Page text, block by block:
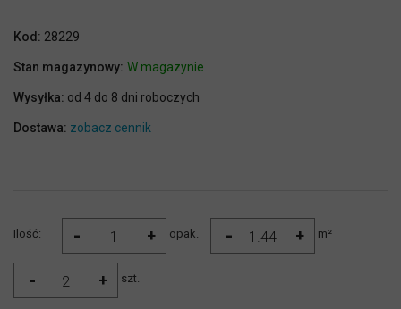
Kod: 28229
Stan magazynowy: W magazynie
Wysyłka: od 4 do 8 dni roboczych
Dostawa: zobacz cennik
Ilość: - + opak. - + m²
- + szt.